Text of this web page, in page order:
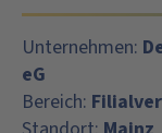
Unternehmen:
eG
Bereich: